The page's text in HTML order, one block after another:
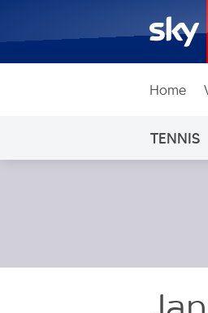
Home
TENNIS